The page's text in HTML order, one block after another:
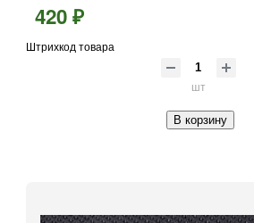
420 ₽
Штрихкод товара
шт
В корзину